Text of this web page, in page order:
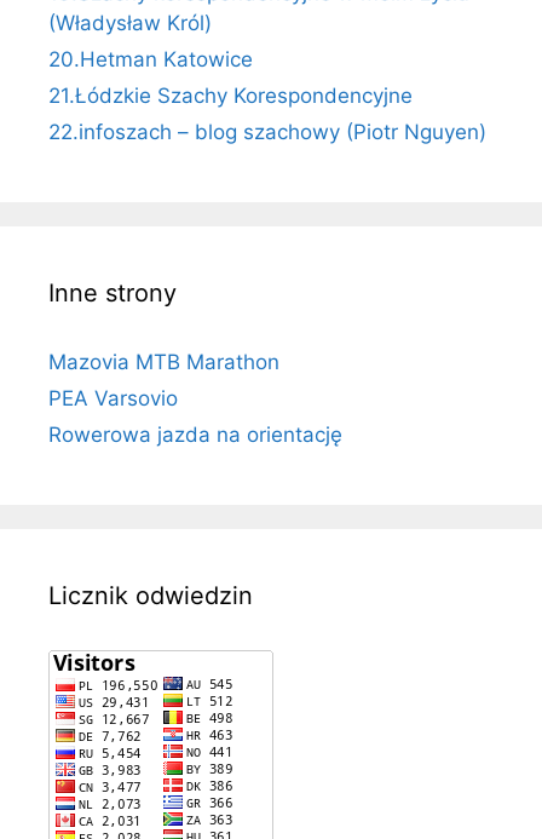
(Władysław Król)
20.Hetman Katowice
21.Łódzkie Szachy Korespondencyjne
22.infoszach – blog szachowy (Piotr Nguyen)
Inne strony
Mazovia MTB Marathon
PEA Varsovio
Rowerowa jazda na orientację
Licznik odwiedzin